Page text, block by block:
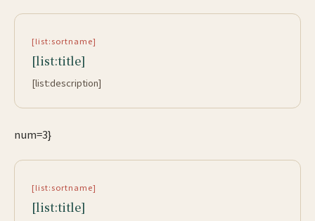
[list:sortname]
[list:title]
[list:description]
num=3}
[list:sortname]
[list:title]